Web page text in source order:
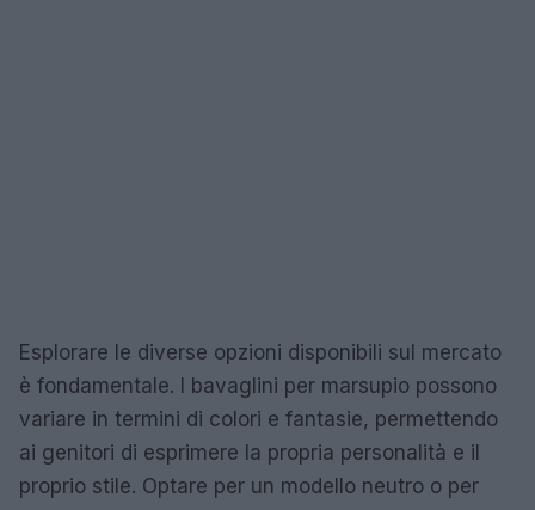
Esplorare le diverse opzioni disponibili sul mercato
è fondamentale. I bavaglini per marsupio possono
variare in termini di colori e fantasie, permettendo
ai genitori di esprimere la propria personalità e il
proprio stile. Optare per un modello neutro o per